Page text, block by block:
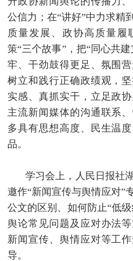
公信力；在“讲好”中力求精
质量发展、政协高质量履
策“三个故事”，把“同心共
牢、干劲鼓得更足、氛围
树立和践行正确政绩观，
实感、真抓实干，立足政
主流新闻媒体的沟通联系
多具有思想高度、民生温
品。
学习会上，人民日报社
邀作“新闻宣传与舆情应对”
公文的区别、如何防止“低
舆论常见问题及应对办法
新闻宣传、舆情应对等工
导。